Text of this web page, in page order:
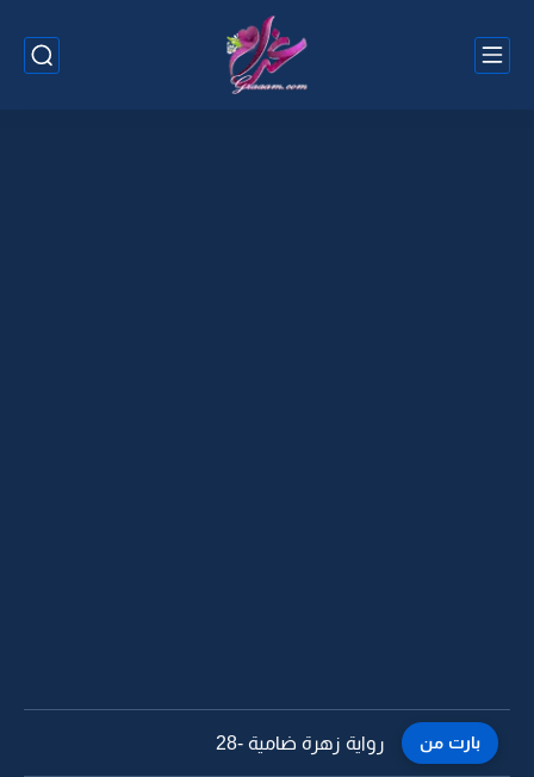
بارت من رواية زهرة ضامية -27